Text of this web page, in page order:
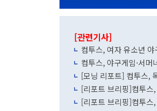
[관련기사]
컴투스, 여자 유소년
컴투스, 야구게임·서
[모닝 리포트] 컴투스,
[리포트 브리핑]컴투
[리포트 브리핑]컴투